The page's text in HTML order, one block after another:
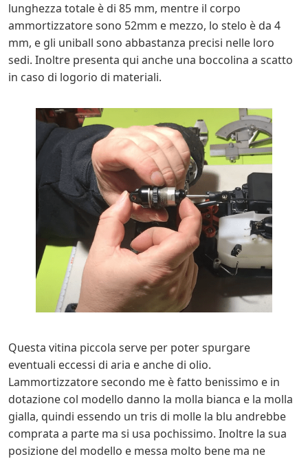
lunghezza totale è di 85 mm, mentre il corpo
ammortizzatore sono 52mm e mezzo, lo stelo è da 4
mm, e gli uniball sono abbastanza precisi nelle loro
sedi. Inoltre presenta qui anche una boccolina a scatto
in caso di logorio di materiali.
Questa vitina piccola serve per poter spurgare
eventuali eccessi di aria e anche di olio.
Lammortizzatore secondo me è fatto benissimo e in
dotazione col modello danno la molla bianca e la molla
gialla, quindi essendo un tris di molle la blu andrebbe
comprata a parte ma si usa pochissimo. Inoltre la sua
posizione del modello e messa molto bene ma ne